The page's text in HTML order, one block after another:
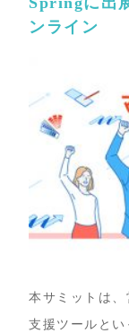
ンライン
本サミットは
支援ツールと